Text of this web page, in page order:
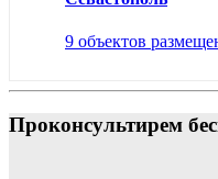
9 объектов
Проконсультирем